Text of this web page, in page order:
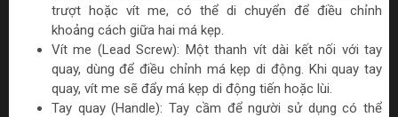
trượt hoặc vít me, có thể di chuyển để điều chỉnh
khoảng cách giữa hai má kẹp.
Vít me (Lead Screw): Một thanh vít dài kết nối với tay
quay, dùng để điều chỉnh má kẹp di động. Khi quay tay
quay, vít me sẽ đẩy má kẹp di động tiến hoặc lùi.
Tay quay (Handle): Tay cầm để người sử dụng có thể